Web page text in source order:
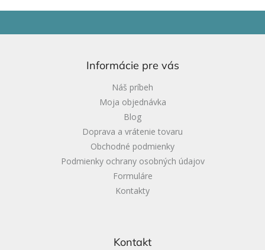
Informácie pre vás
Náš príbeh
Moja objednávka
Blog
Doprava a vrátenie tovaru
Obchodné podmienky
Podmienky ochrany osobných údajov
Formuláre
Kontakty
Kontakt